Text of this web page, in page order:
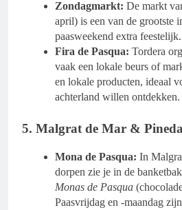
Zondagmarkt: De markt
april) is een van de grootste
paasweekend extra feestelijk.
Fira de Pasqua: Tordera
vaak een lokale beurs of
en lokale producten, ideaal
achterland willen ontdekken.
​5. Malgrat de Mar &
Mona de Pasqua: In
dorpen zie je in de
Monas de Pasqua
Paasvrijdag en -maandag